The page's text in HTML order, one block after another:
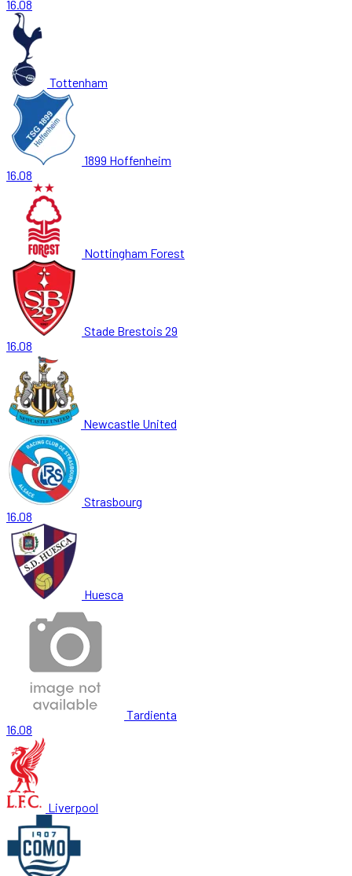
16.08
Tottenham
1899 Hoffenheim
16.08
Nottingham Forest
Stade Brestois 29
16.08
Newcastle United
Strasbourg
16.08
Huesca
Tardienta
16.08
Liverpool